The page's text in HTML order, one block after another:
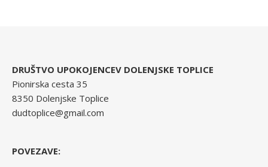
DRUŠTVO UPOKOJENCEV DOLENJSKE TOPLICE
Pionirska cesta 35
8350 Dolenjske Toplice
dudtoplice@gmail.com
POVEZAVE: